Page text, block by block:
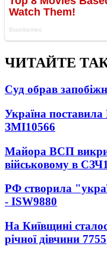
ЧИТАЙТЕ
Суд обрав
Україна
ЗМІ10566
Майора ВСП
військовому в СЗЧ
РФ створила
- ISW9880
На Київщині
річної дівчини 7755